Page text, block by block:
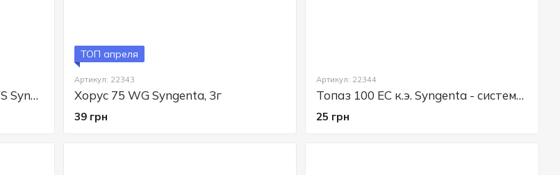
Протравитель Максим 025 FS Syngenta - фунгицид для картофеля, зерновых и семян, 10 мл
ТОП апреля
Артикул: 22343
Хорус 75 WG Syngenta, 3г
39 грн
Артикул: 22344
Топаз 100 ЕС к.э. Syngenta - системный фунгицид, 3мл
25 грн